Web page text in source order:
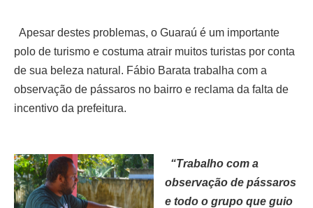
Apesar destes problemas, o Guaraú é um importante
polo de turismo e costuma atrair muitos turistas por conta
de sua beleza natural. Fábio Barata trabalha com a
observação de pássaros no bairro e reclama da falta de
incentivo da prefeitura.
“Trabalho com a
observação de pássaros
e todo o grupo que guio